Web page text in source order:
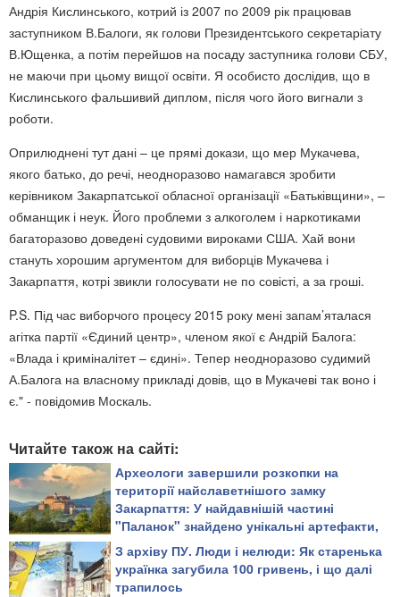
Андрія Кислинського, котрий із 2007 по 2009 рік працював
заступником В.Балоги, як голови Президентського секретаріату
В.Ющенка, а потім перейшов на посаду заступника голови СБУ,
не маючи при цьому вищої освіти. Я особисто дослідив, що в
Кислинського фальшивий диплом, після чого його вигнали з
роботи.
Оприлюднені тут дані – це прямі докази, що мер Мукачева,
якого батько, до речі, неодноразово намагався зробити
керівником Закарпатської обласної організації «Батьківщини», –
обманщик і неук. Його проблеми з алкоголем і наркотиками
багаторазово доведені судовими вироками США. Хай вони
стануть хорошим аргументом для виборців Мукачева і
Закарпаття, котрі звикли голосувати не по совісті, а за гроші.
P.S. Під час виборчого процесу 2015 року мені запам’яталася
агітка партії «Єдиний центр», членом якої є Андрій Балога:
«Влада і криміналітет – єдині». Тепер неодноразово судимий
А.Балога на власному прикладі довів, що в Мукачеві так воно і
є." - повідомив Москаль.
Читайте також на сайті:
Археологи завершили розкопки на
території найславетнішого замку
Закарпаття: У найдавнішій частині
"Паланок" знайдено унікальні артефакти,
що висвітлюють невідому історію
твердині (відео)
З архіву ПУ. Люди і нелюди: Як старенька
українка загубила 100 гривень, і що далі
трапилось